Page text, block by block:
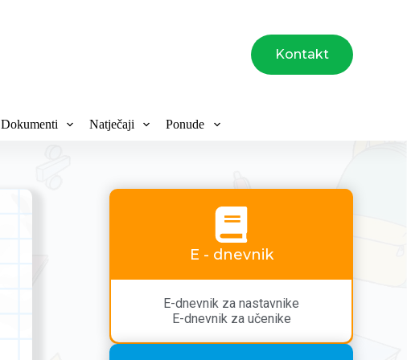
Kontakt
Dokumenti Natječaji Ponude
E - dnevnik
E-dnevnik za nastavnike
E-dnevnik za učenike